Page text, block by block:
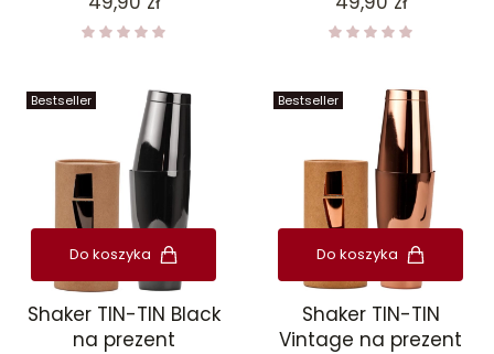
Bestseller
Do koszyka
Shaker TIN-TIN Black
na prezent
Bestseller
Do koszyka
Shaker TIN-TIN
Vintage na prezent